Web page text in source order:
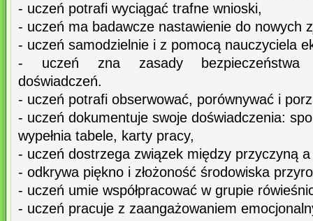
- uczeń potrafi wyciągać trafne wnioski,
- uczeń ma badawcze nastawienie do nowych
- uczeń samodzielnie i z pomocą nauczyciela
- uczeń zna zasady bezpieczeństwa
doświadczeń.
- uczeń potrafi obserwować, porównywać i
- uczeń dokumentuje swoje doświadczenia:
wypełnia tabele, karty pracy,
- uczeń dostrzega związek między przyczyną
- odkrywa piękno i złożoność środowiska
- uczeń umie współpracować w grupie
- uczeń pracuje z zaangażowaniem